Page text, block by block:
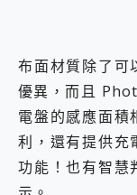
布面材質除了可
優異，而且
電盤的感應面積
利，還有提供充
功能！也有智慧